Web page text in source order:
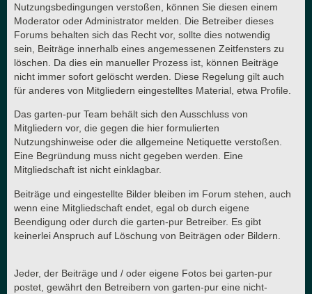
Nutzungsbedingungen verstoßen, können Sie diesen einem
Moderator oder Administrator melden. Die Betreiber dieses
Forums behalten sich das Recht vor, sollte dies notwendig
sein, Beiträge innerhalb eines angemessenen Zeitfensters zu
löschen. Da dies ein manueller Prozess ist, können Beiträge
nicht immer sofort gelöscht werden. Diese Regelung gilt auch
für anderes von Mitgliedern eingestelltes Material, etwa Profile.
Das garten-pur Team behält sich den Ausschluss von
Mitgliedern vor, die gegen die hier formulierten
Nutzungshinweise oder die allgemeine Netiquette verstoßen.
Eine Begründung muss nicht gegeben werden. Eine
Mitgliedschaft ist nicht einklagbar.
Beiträge und eingestellte Bilder bleiben im Forum stehen, auch
wenn eine Mitgliedschaft endet, egal ob durch eigene
Beendigung oder durch die garten-pur Betreiber. Es gibt
keinerlei Anspruch auf Löschung von Beiträgen oder Bildern.
Jeder, der Beiträge und / oder eigene Fotos bei garten-pur
postet, gewährt den Betreibern von garten-pur eine nicht-